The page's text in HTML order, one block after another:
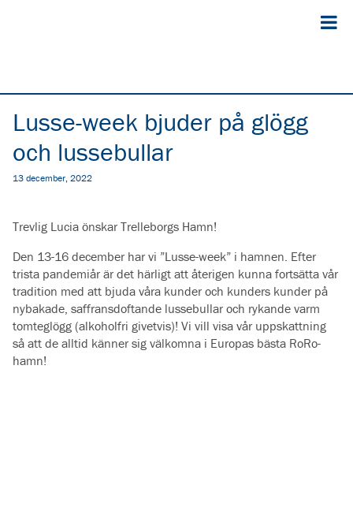
Lusse-week bjuder på glögg
och lussebullar
13 december, 2022
Trevlig Lucia önskar Trelleborgs Hamn!
Den 13-16 december har vi ”Lusse-week” i hamnen. Efter
trista pandemiår är det härligt att återigen kunna fortsätta vår
tradition med att bjuda våra kunder och kunders kunder på
nybakade, saffransdoftande lussebullar och rykande varm
tomteglögg (alkoholfri givetvis)! Vi vill visa vår uppskattning
så att de alltid känner sig välkomna i Europas bästa RoRo-
hamn!